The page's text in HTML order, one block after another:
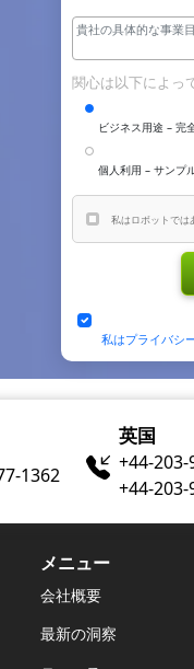
関心は以下によっ
ビジネス用途 – 完
個人利用 – サンプ
私はロボットでは
私はプライバシ
1362
英国
+44-
+44-
メニュー
会社概要
最新の洞察